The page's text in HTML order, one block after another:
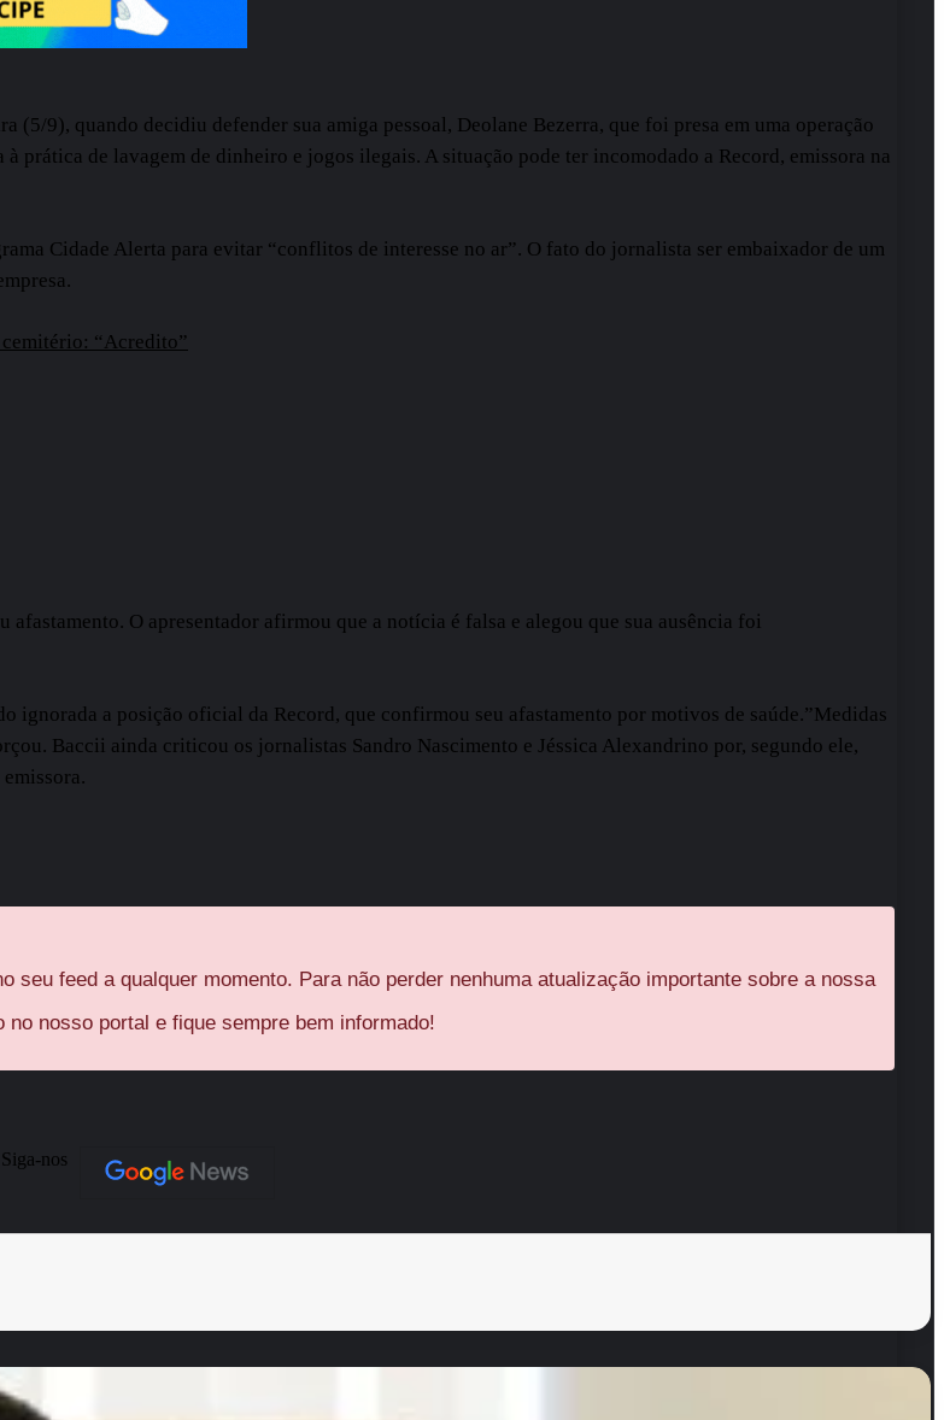
(5/9), quando decidiu defender sua amiga pessoal, Deolane Bezerra, que foi presa em uma operação
prática de lavagem de dinheiro e jogos ilegais. A situação pode ter incomodado a Record, emissora na
Cidade Alerta para evitar “conflitos de interesse no ar”. O fato do jornalista ser embaixador de um
“Acredito”
O apresentador afirmou que a notícia é falsa e alegou que sua ausência foi
ignorada a posição oficial da Record, que confirmou seu afastamento por motivos de saúde.”Medidas
Baccii ainda criticou os jornalistas Sandro Nascimento e Jéssica Alexandrino por, segundo ele,
seu feed a qualquer momento. Para não perder nenhuma atualização importante sobre a nossa
no nosso portal e fique sempre bem informado!
Siga-nos